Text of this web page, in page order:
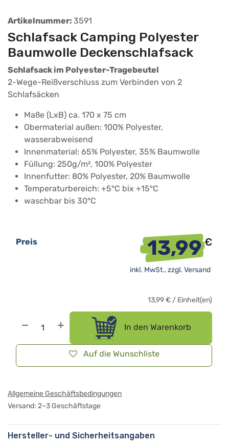
Artikelnummer: 3591
Schlafsack Camping Polyester
Baumwolle Deckenschlafsack
Schlafsack im Polyester-Tragebeutel
2-Wege-Reißverschluss zum Verbinden von 2
Schlafsäcken
Maße (LxB) ca. 170 x 75 cm
Obermaterial außen: 100% Polyester,
wasserabweisend
Innenmaterial: 65% Polyester, 35% Baumwolle
Füllung: 250g/m², 100% Polyester
Innenfutter: 80% Polyester, 20% Baumwolle
Temperaturbereich: +5°C bix +15°C
waschbar bis 30°C
In den Warenkorb
Auf die Wunschliste
Preis 13,99€
inkl. MwSt., zzgl. Versand
13,99€ / Einheit(en)
Allgemeine Geschäftsbedingungen
Versand: 2–3 Geschäftstage
Hersteller- und Sicherheitsangaben